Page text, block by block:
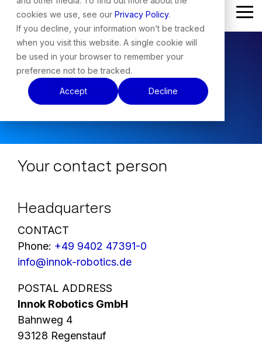
cookies we use, see our Privacy Policy.
If you decline, your information won’t be tracked
when you visit this website. A single cookie will
be used in your browser to remember your
preference not to be tracked.
Accept Decline
Skip
main
content.
Contact & enquiries
Your contact person
Headquarters
CONTACT
Phone: +49 9402 47391-0
info@innok-robotics.de
POSTAL ADDRESS
Innok Robotics GmbH
Bahnweg 4
93128 Regenstauf